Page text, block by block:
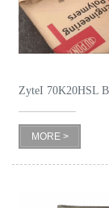
证
书
荣
誉
ZyteI 70K20HSL
MORE >